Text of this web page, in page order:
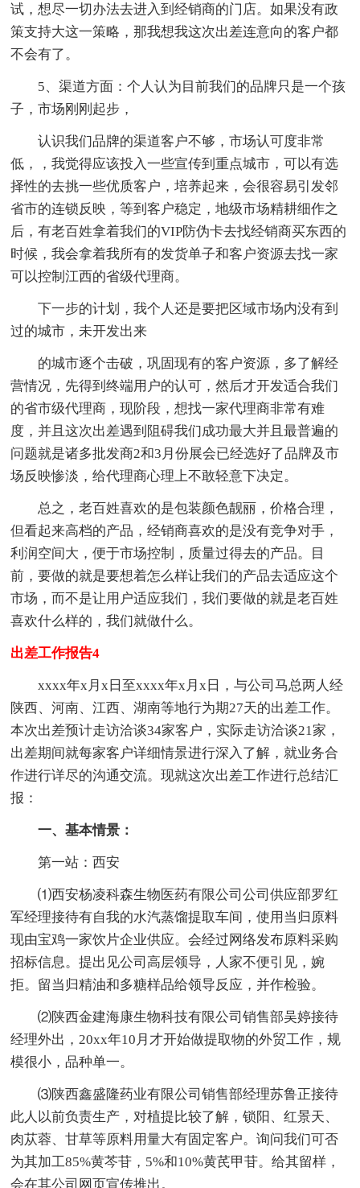
试，想尽一切办法去进入到经销商的门店。如果没有政
策支持大这一策略，那我想我这次出差连意向的客户都
不会有了。
5、渠道方面：个人认为目前我们的品牌只是一个孩
子，市场刚刚起步，
认识我们品牌的渠道客户不够，市场认可度非常
低，，我觉得应该投入一些宣传到重点城市，可以有选
择性的去挑一些优质客户，培养起来，会很容易引发邻
省市的连锁反映，等到客户稳定，地级市场精耕细作之
后，有老百姓拿着我们的VIP防伪卡去找经销商买东西的
时候，我会拿着我所有的发货单子和客户资源去找一家
可以控制江西的省级代理商。
下一步的计划，我个人还是要把区域市场内没有到
过的城市，未开发出来
的城市逐个击破，巩固现有的客户资源，多了解经
营情况，先得到终端用户的认可，然后才开发适合我们
的省市级代理商，现阶段，想找一家代理商非常有难
度，并且这次出差遇到阻碍我们成功最大并且最普遍的
问题就是诸多批发商2和3月份展会已经选好了品牌及市
场反映惨淡，给代理商心理上不敢轻意下决定。
总之，老百姓喜欢的是包装颜色靓丽，价格合理，
但看起来高档的产品，经销商喜欢的是没有竞争对手，
利润空间大，便于市场控制，质量过得去的产品。目
前，要做的就是要想着怎么样让我们的产品去适应这个
市场，而不是让用户适应我们，我们要做的就是老百姓
喜欢什么样的，我们就做什么。
出差工作报告4
xxxx年x月x日至xxxx年x月x日，与公司马总两人经
陕西、河南、江西、湖南等地行为期27天的出差工作。
本次出差预计走访洽谈34家客户，实际走访洽谈21家，
出差期间就每家客户详细情景进行深入了解，就业务合
作进行详尽的沟通交流。现就这次出差工作进行总结汇
报：
一、基本情景：
第一站：西安
⑴西安杨凌科森生物医药有限公司公司供应部罗红
军经理接待有自我的水汽蒸馏提取车间，使用当归原料
现由宝鸡一家饮片企业供应。会经过网络发布原料采购
招标信息。提出见公司高层领导，人家不便引见，婉
拒。留当归精油和多糖样品给领导反应，并作检验。
⑵陕西金建海康生物科技有限公司销售部吴婷接待
经理外出，20xx年10月才开始做提取物的外贸工作，规
模很小，品种单一。
⑶陕西鑫盛隆药业有限公司销售部经理苏鲁正接待
此人以前负责生产，对植提比较了解，锁阳、红景天、
肉苁蓉、甘草等原料用量大有固定客户。询问我们可否
为其加工85%黄芩苷，5%和10%黄芪甲苷。给其留样，
会在其公司网页宣传推出。